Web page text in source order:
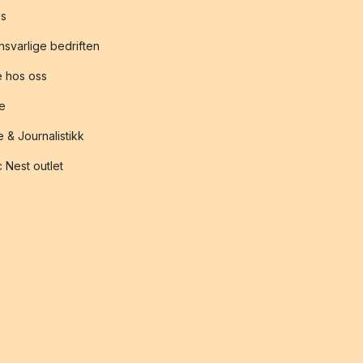
bedriften
hos oss
& Journalistikk
Nest outlet